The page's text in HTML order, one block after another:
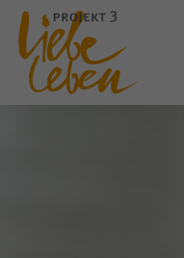
Login
Benutzername